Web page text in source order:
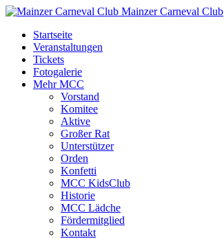
Mainzer Carneval Club
Startseite
Veranstaltungen
Tickets
Fotogalerie
Mehr MCC
Vorstand
Komitee
Aktive
Großer Rat
Unterstützer
Orden
Konfetti
MCC KidsClub
Historie
MCC Lädche
Fördermitglied
Kontakt